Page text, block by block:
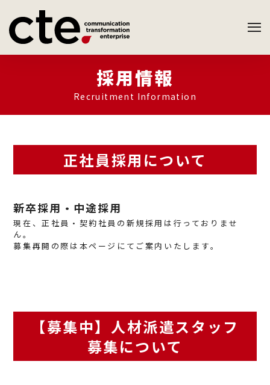
採用情報
Recruitment Information
正社員採用について
新卒採用・中途採用
現在、正社員・契約社員の新規採用は行っておりませ
ん。
募集再開の際は本ページにてご案内いたします。
【募集中】人材派遣スタッフ
募集について